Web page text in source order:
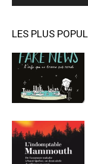
LES PLUS